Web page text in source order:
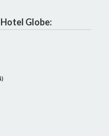
Globe: